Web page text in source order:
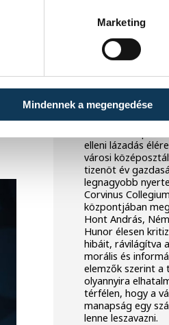
Marketing
Mindennek a megengedése
VÁLASZTÁS 2026
Példátlan
ki a hazai
elleni lázadás
városi
tizenöt év
legnagyobb
Corvinus
központjában
Hont András,
Hunor élesen
hibáit, rávilágítva
morális és
elemzők szerint a
olyannyira
térfélen, hogy a
manapság egy
lenne leszavazni.